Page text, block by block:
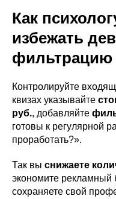
Как
избежать
фильтрацию
Контролируйте
квизах указывайте
руб., добавляйте
готовы к регулярной
проработать?».
Так вы снижаете
экономите
сохраняете свой